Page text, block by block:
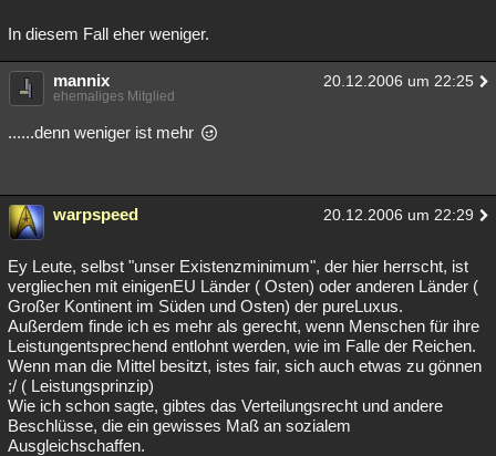
In diesem Fall eher weniger.
mannix 20.12.2006 um 22:25
ehemaliges Mitglied
......denn weniger ist mehr
warpspeed 20.12.2006 um 22:29
Ey Leute, selbst "unser Existenzminimum", der hier herrscht, ist
vergliechen mit einigenEU Länder ( Osten) oder anderen Länder (
Großer Kontinent im Süden und Osten) der pureLuxus.
Außerdem finde ich es mehr als gerecht, wenn Menschen für ihre
Leistungentsprechend entlohnt werden, wie im Falle der Reichen.
Wenn man die Mittel besitzt, istes fair, sich auch etwas zu gönnen
;/ ( Leistungsprinzip)
Wie ich schon sagte, gibtes das Verteilungsrecht und andere
Beschlüsse, die ein gewisses Maß an sozialem
Ausgleichschaffen.